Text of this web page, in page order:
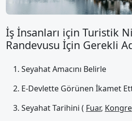
İş İnsanları için Turistik
Randevusu İçin Gerekli
Seyahat Amacını Belirle
E-Devlette Görünen İkamet
Seyahat Tarihini ( Fuar, Kongre